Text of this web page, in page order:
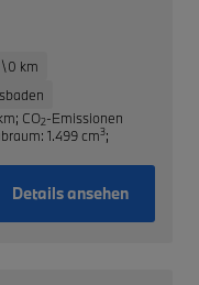
0 km
; CO2-Emissionen
1.499 cm3;
Details ansehen